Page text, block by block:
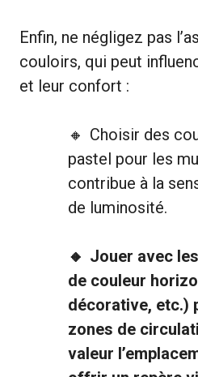
Enfin, ne négligez pas
couloirs, qui peut
et leur confort :
Choisir des
pastel pour les
contribue à la
de luminosité.
Jouer avec
de couleur
décorative, etc.)
zones de
valeur